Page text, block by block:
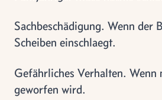
Sachbeschädigung. Wenn der
Scheiben einschlaegt.
Gefährliches Verhalten. Wenn
geworfen wird.